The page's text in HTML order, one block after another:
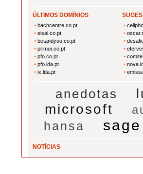
ÚLTIMOS DOMÍNIOS
bachcentre.co.pt
eisai.co.pt
betandyou.co.pt
primor.co.pt
pfo.co.pt
pfo.lda.pt
ix.lda.pt
anedotas
microsoft
hansa sage
NOTÍCIAS